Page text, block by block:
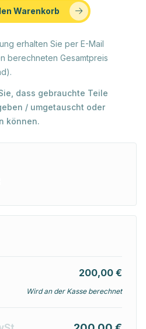
Warenkorb
erhalten Sie per E-Mail
berechneten Gesamtpreis
dass gebrauchte Teile
/ umgetauscht oder
können.
200,00 €
Wird an der Kasse berechnet